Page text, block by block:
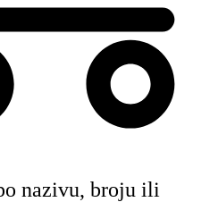
nazivu, broju ili